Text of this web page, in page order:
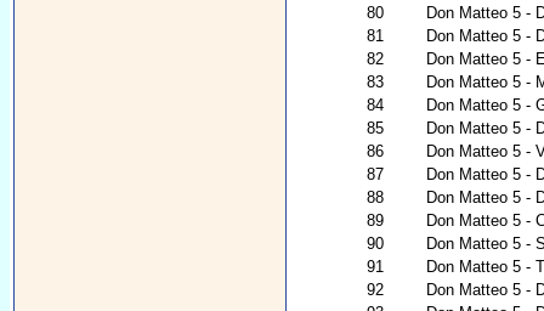
80
Don Matteo 5 -
81
Don Matteo 5 -
82
Don Matteo 5 -
83
Don Matteo 5 -
84
Don Matteo 5 -
85
Don Matteo 5 -
86
Don Matteo 5 -
87
Don Matteo 5 -
88
Don Matteo 5 -
89
Don Matteo 5 -
90
Don Matteo 5 -
91
Don Matteo 5 -
92
Don Matteo 5 -